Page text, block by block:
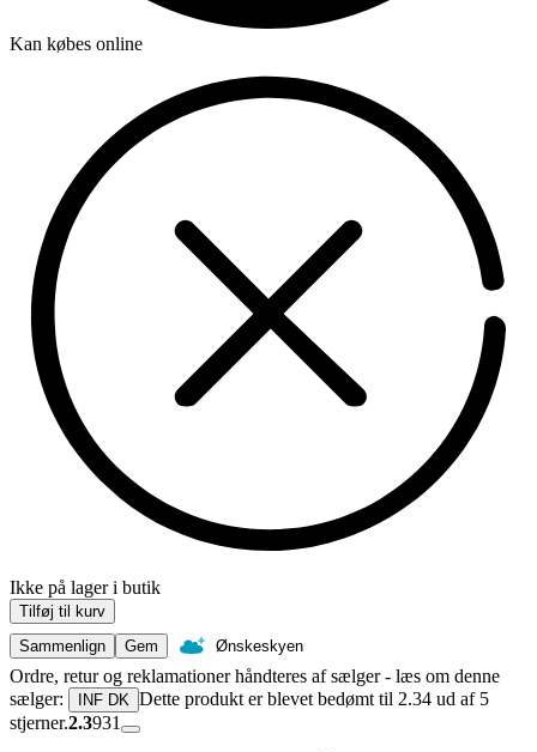
Kan købes online
Ikke på lager i butik
Tilføj til kurv
Sammenlign
Gem Ønskeskyen
Ordre, retur og reklamationer håndteres af sælger - læs om denne
sælger:
INF DK Dette produkt er blevet bedømt til 2.34 ud af 5
stjerner.2.3931